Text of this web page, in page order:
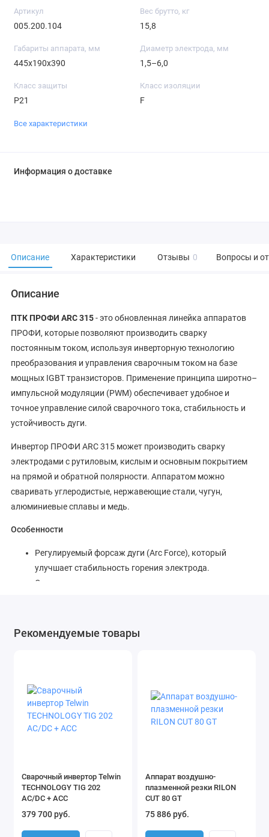
Артикул
005.200.104
Вес брутто, кг
15,8
Габариты аппарата, мм
445х190х390
Диаметр электрода, мм
1,5–6,0
Класс защиты
P21
Класс изоляции
F
Все характеристики
Информация о доставке
Описание Характеристики Отзывы 0 Вопросы и
Описание
ПТК ПРОФИ ARC 315- это обновленная линейка аппаратов
ПРОФИ, которые позволяют производить сварку
постоянным током, используя инверторную технологию
преобразования и управления сварочным током на базе
мощных IGBT транзисторов. Применение принципа широтно–
импульсной модуляции (PWM) обеспечивает удобное и
точное управление силой сварочного тока, стабильность и
устойчивость дуги.
Инвертор ПРОФИ ARC 315 может производить сварку
электродами с рутиловым, кислым и основным покрытием
на прямой и обратной полярности. Аппаратом можно
сваривать углеродистые, нержавеющие стали, чугун,
алюминиевые сплавы и медь.
Особенности
Регулируемый форсаж дуги (Arc Force), который
улучшает стабильность горения электрода.
Существенно сокращает вероятность
Наличие функции антизалипания (Anti Stick), которая
снижает вероятность залипания электрода на изделии
при поджиге дуги.
Функция автоматической защиты аппарата от
Инверторный аппарат ручной дуговой сварки - 1 шт.
Клемма заземления - 1 шт.
Рекомендуемые товары
Сварочный инвертор Telwin
TECHNOLOGY TIG 202
AC/DC + ACC
379 700 руб.
Аппарат воздушно-
плазменной резки RILON
CUT 80 GT
75 886 руб.